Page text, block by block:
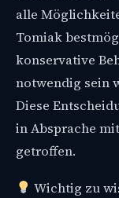
alle
Tomiak
konservative
notwendig sein
Diese
in Absprache
getroffen.
Wichtig zu